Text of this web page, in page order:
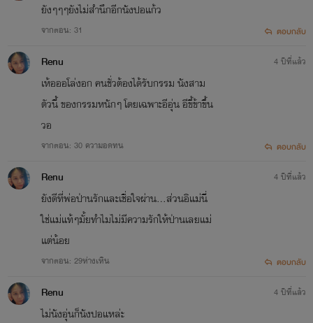
ยังๆๆๆยังไม่สำนึกอีกนังปอแก้ว
จากตอน: 31 ตอบกลับ
Renu
เห้อออโล่งอก คนชั่วต้องได้รับกรรม นังสาม
ตัวนี้ ของกรรมหนักๆ โดยเฉพาะอีอุ่น อีขี้ข้าขึ้น
วอ
จากตอน: 30 ความอดทน
4 ปีที่แล้ว
ตอบกลับ
Renu
ยังดีที่พ่อป่านรักและเชื่อใจผ่าน...ส่วนอิแม่นี่
ใช่แม่แท้ๆมั้ยทำไมไม่มีความรักให้ป่านเลยแม่
แต่น้อย
จากตอน: 29ห่างเหิน
4 ปีที่แล้ว
ตอบกลับ
Renu
ไม่นังอุ่นก็นังปอแหล่ะ
4 ปีที่แล้ว